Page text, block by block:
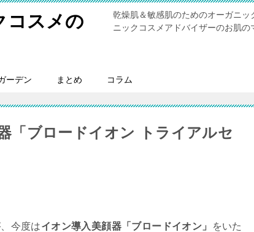
コスメの
乾燥肌＆敏感肌のためのオーガニ
ニックコスメアドバイザーのお肌の
ーデン まとめ コラム
「ブロードイオン トライアルセ
今度はイオン導入美顔器「ブロードイオン」
をいた